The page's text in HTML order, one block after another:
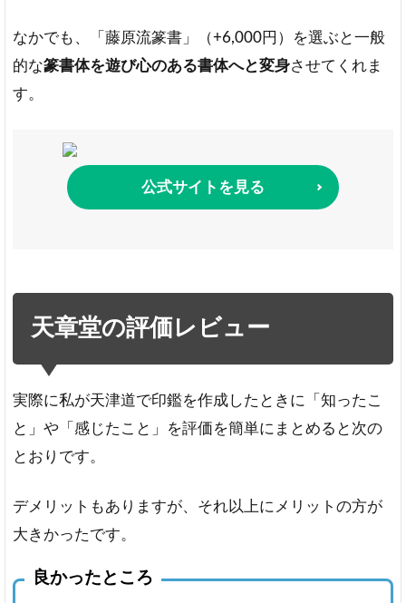
なかでも、「藤原流篆書」（+6,000円）を選ぶと一般
的な篆書体を遊び心のある書体へと変身させてくれま
す。
公式サイトを見る
天章堂の評価レビュー
実際に私が天津道で印鑑を作成したときに「知ったこ
と」や「感じたこと」を評価を簡単にまとめると次の
とおりです。
デメリットもありますが、それ以上にメリットの方が
大きかったです。
良かったところ